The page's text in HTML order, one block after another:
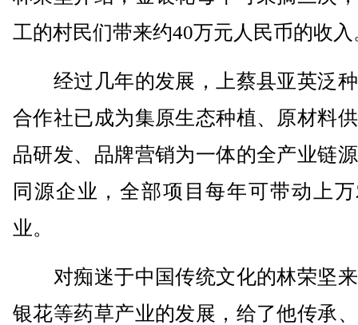
工的村民们带来约40万元人民币的收入
经过几年的发展，上蔡县亚英泛
合作社已成为集原生态种植、原材料
品研发、品牌营销为一体的全产业链
同源企业，全部项目每年可带动上
业。
对痴迷于中国传统文化的林荣坚
银花等药草产业的发展，给了他传承